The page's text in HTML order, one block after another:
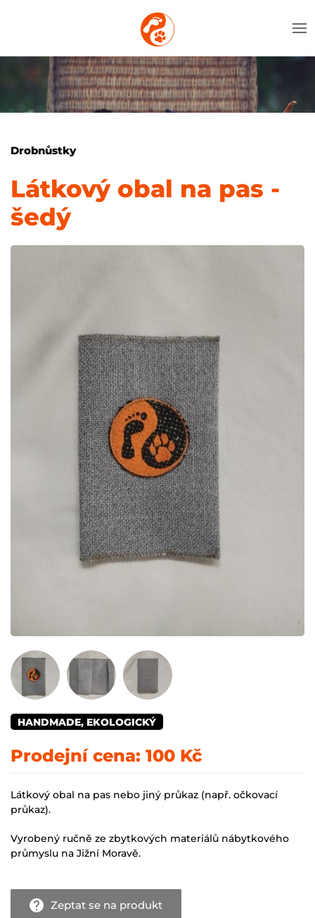
Drobnůstky
Látkový obal na pas -
šedý
HANDMADE, EKOLOGICKÝ
Prodejní cena: 100 Kč
Látkový obal na pas nebo jiný průkaz (např. očkovací
průkaz).
Vyrobený ručně ze zbytkových materiálů nábytkového
průmyslu na Jižní Moravě.
Zeptat se na produkt